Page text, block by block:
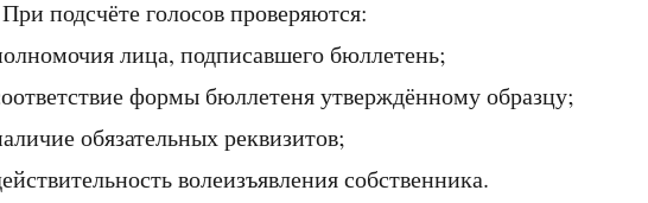
подсчёте голосов проверяются:
лица, подписавшего бюллетень;
формы бюллетеня утверждённому образцу;
обязательных реквизитов;
волеизъявления собственника.